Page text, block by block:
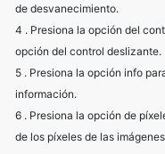
de desvanecimiento.
4 . Presiona la opción del
opción del control deslizante.
5 . Presiona la opción info
información.
6 . Presiona la opción de
de los píxeles de las